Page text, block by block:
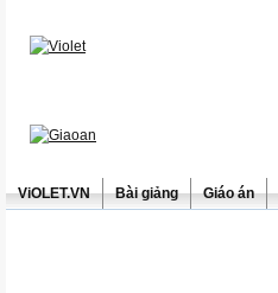
ViOLET.VN Bài giảng Giáo án